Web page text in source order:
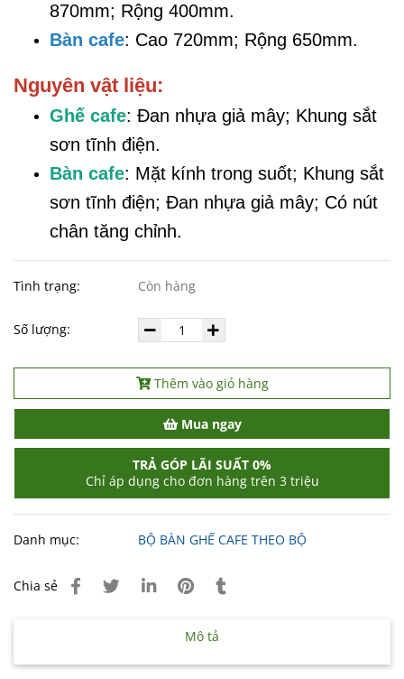
870mm; Rộng 400mm.
Bàn cafe: Cao 720mm; Rộng 650mm.
Nguyên vật liệu:
Ghế cafe: Đan nhựa giả mây; Khung sắt
sơn tĩnh điện.
Bàn cafe: Mặt kính trong suốt; Khung sắt
sơn tĩnh điện; Đan nhựa giả mây; Có nút
chân tăng chỉnh.
Tình trạng: Còn hàng
Số lượng:
Thêm vào giỏ hàng
Mua ngay
TRẢ GÓP LÃI SUẤT 0%
Chỉ áp dụng cho đơn hàng trên 3 triệu
Danh mục: BỘ BÀN GHẾ CAFE THEO BỘ
Chia sẻ
Mô tả